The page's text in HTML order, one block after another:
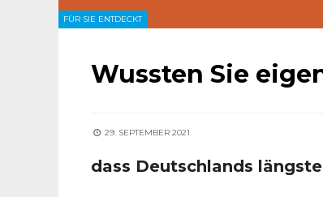
FÜR SIE ENTDECKT
Wussten Sie
29. SEPTEMBER 2021
dass Deutschlands